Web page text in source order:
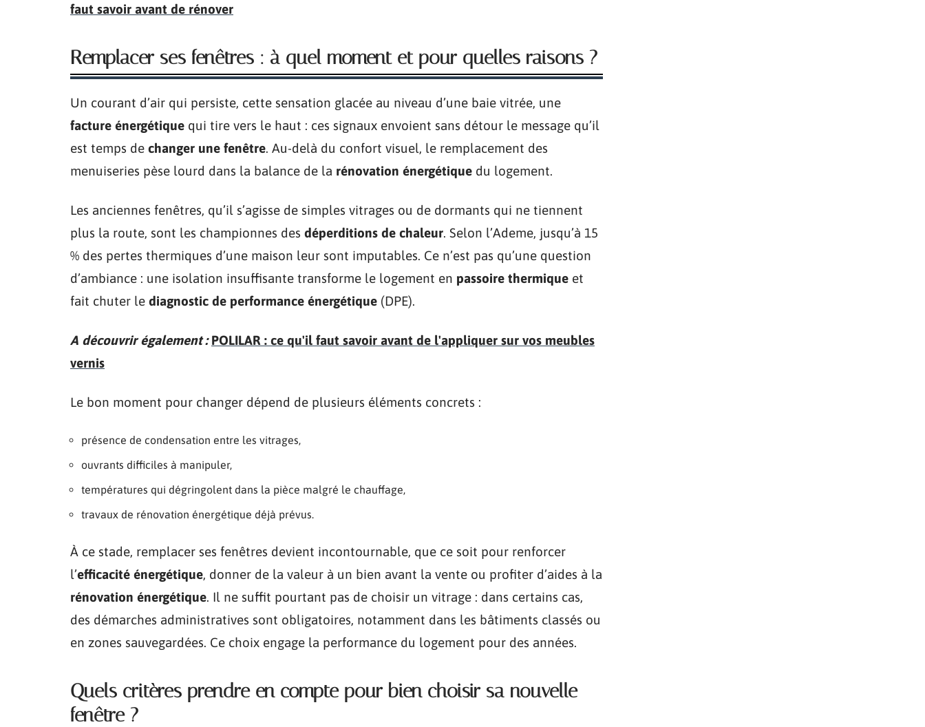
faut savoir avant de rénover
Remplacer ses fenêtres : à quel moment et pour quelles raisons ?
Un courant d’air qui persiste, cette sensation glacée au niveau d’une baie vitrée, une
facture énergétique qui tire vers le haut : ces signaux envoient sans détour le message qu’il
est temps de changer une fenêtre. Au-delà du confort visuel, le remplacement des
menuiseries pèse lourd dans la balance de la rénovation énergétique du logement.
Les anciennes fenêtres, qu’il s’agisse de simples vitrages ou de dormants qui ne tiennent
plus la route, sont les championnes des déperditions de chaleur. Selon l’Ademe, jusqu’à 15
% des pertes thermiques d’une maison leur sont imputables. Ce n’est pas qu’une question
d’ambiance : une isolation insuffisante transforme le logement en passoire thermique et
fait chuter le diagnostic de performance énergétique (DPE).
A découvrir également : POLILAR : ce qu'il faut savoir avant de l'appliquer sur vos meubles
vernis
Le bon moment pour changer dépend de plusieurs éléments concrets :
présence de condensation entre les vitrages,
ouvrants difficiles à manipuler,
températures qui dégringolent dans la pièce malgré le chauffage,
travaux de rénovation énergétique déjà prévus.
À ce stade, remplacer ses fenêtres devient incontournable, que ce soit pour renforcer
l’efficacité énergétique, donner de la valeur à un bien avant la vente ou profiter d’aides à la
rénovation énergétique. Il ne suffit pourtant pas de choisir un vitrage : dans certains cas,
des démarches administratives sont obligatoires, notamment dans les bâtiments classés ou
en zones sauvegardées. Ce choix engage la performance du logement pour des années.
Quels critères prendre en compte pour bien choisir sa nouvelle
fenêtre ?